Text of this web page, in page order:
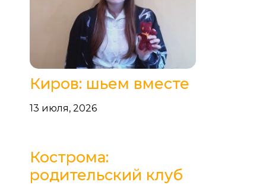
Киров: шьем вместе
13 июля, 2026
Кострома:
родительский клуб